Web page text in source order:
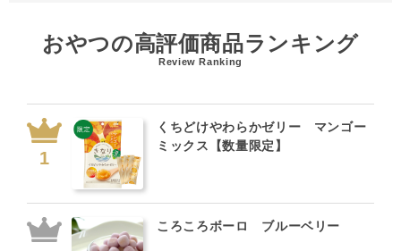
おやつの高評価商品ランキング
Review Ranking
くちどけやわらかゼリー マンゴー
ミックス【数量限定】
ころころボーロ ブルーベリー